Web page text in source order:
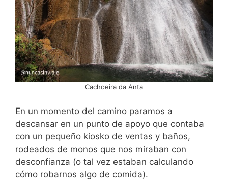
Cachoeira da Anta
En un momento del camino paramos a
descansar en un punto de apoyo que contaba
con un pequeño kiosko de ventas y baños,
rodeados de monos que nos miraban con
desconfianza (o tal vez estaban calculando
cómo robarnos algo de comida).